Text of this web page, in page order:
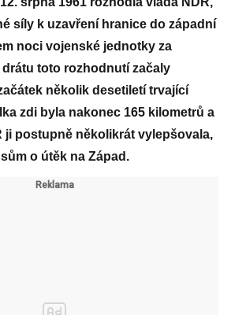
síly k uzavření hranice do západní
noci vojenské jednotky za
toto rozhodnutí začaly
několik desetiletí trvající
zdi byla nakonec 165 kilometrů a
ji postupně několikrát vylepšovala,
o útěk na Západ.